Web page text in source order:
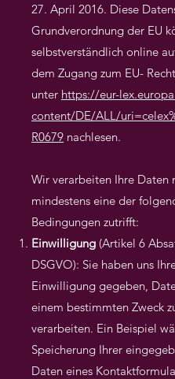
27. April 2016. Diese
Grundverordnung der EU
selbstverständlich online
dem Zugang zum EU-
unter https://eur-
content/DE/ALL/
R0679 nachlesen.
Wir verarbeiten Ihre Daten
mindestens eine der
Bedingungen zutrifft:
Einwilligung (Artikel 6
DSGVO): Sie haben uns
Einwilligung gegeben,
einem bestimmten Zweck
verarbeiten. Ein Beispiel
Speicherung Ihrer
Daten eines